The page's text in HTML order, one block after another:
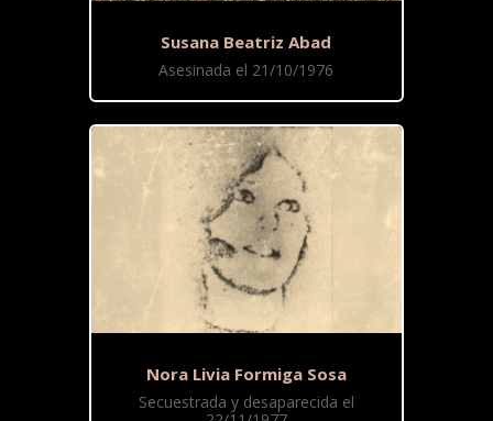
Susana Beatriz Abad
Asesinada el 21/10/1976
Nora Livia Formiga Sosa
Secuestrada y desaparecida el